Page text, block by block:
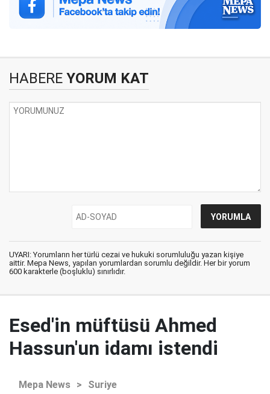
HABERE YORUM KAT
UYARI: Yorumların her türlü cezai ve hukuki sorumluluğu yazan kişiye
aittir. Mepa News, yapılan yorumlardan sorumlu değildir. Her bir yorum
600 karakterle (boşluklu) sınırlıdır.
Esed'in müftüsü Ahmed
Hassun'un idamı istendi
Mepa News > Suriye